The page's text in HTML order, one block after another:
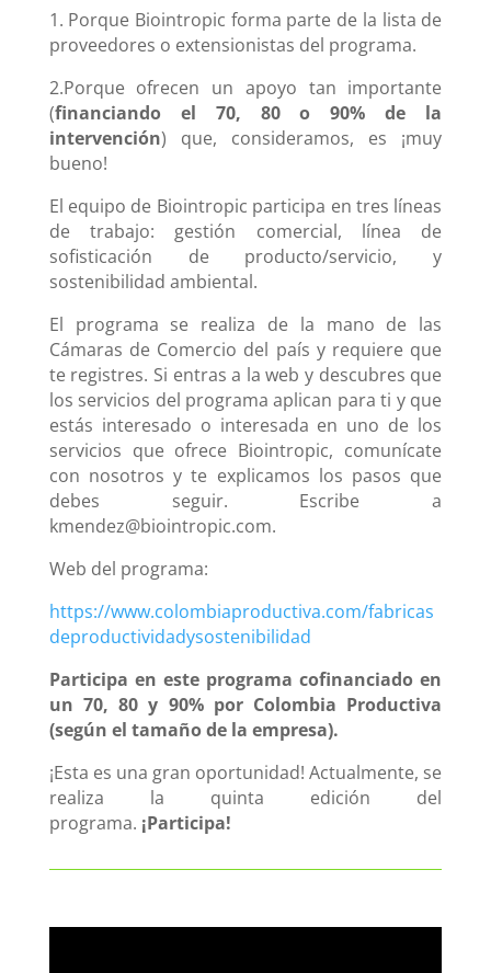
1. Porque Biointropic forma parte de la lista de
proveedores o extensionistas del programa.
2.Porque ofrecen un apoyo tan importante
(financiando el 70, 80 o 90% de la
intervención) que, consideramos, es ¡muy
bueno!
El equipo de Biointropic participa en tres líneas
de trabajo: gestión comercial, línea de
sofisticación de producto/servicio, y
sostenibilidad ambiental.
El programa se realiza de la mano de las
Cámaras de Comercio del país y requiere que
te registres. Si entras a la web y descubres que
los servicios del programa aplican para ti y que
estás interesado o interesada en uno de los
servicios que ofrece Biointropic, comunícate
con nosotros y te explicamos los pasos que
debes seguir. Escribe a
kmendez@biointropic.com.
Web del programa:
https://www.colombiaproductiva.com/fabricas
deproductividadysostenibilidad
Participa en este programa cofinanciado en
un 70, 80 y 90% por Colombia Productiva
(según el tamaño de la empresa).
¡Esta es una gran oportunidad! Actualmente, se
realiza la quinta edición del
programa. ¡Participa!